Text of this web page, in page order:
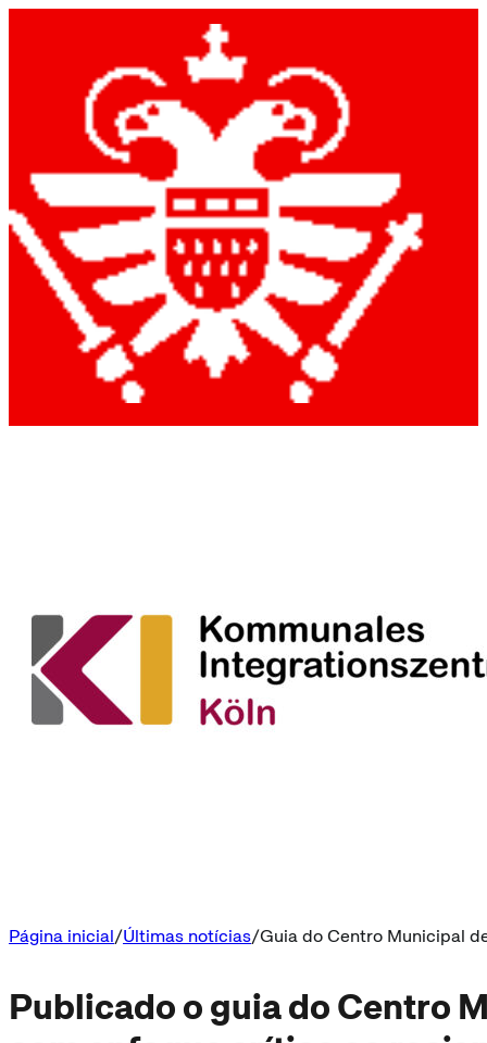
Página inicial Últimas notícias Guia do Centro Municipal
Publicado o guia do Centro